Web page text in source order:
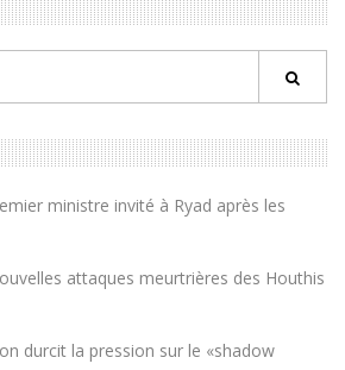
ministre invité à Ryad après les
attaques meurtrières des Houthis
durcit la pression sur le «shadow